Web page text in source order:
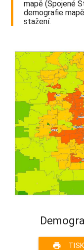
mapě (Spojené
demografie
stažení.
print TISK